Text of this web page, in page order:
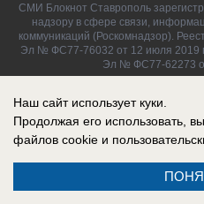
СМИ Блокнот Ставрополь
надзору в сфере связи,
коммуникаций (Роскомнадзор).
Эл № ФС77-76032 от 12 июля 2019
Эл № ФС77-62273
Наш сайт использует куки.
Продолжая его использовать,
файлов cookie и